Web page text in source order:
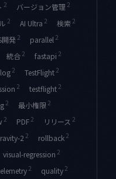
2 バージョン管理 2
2 AI Ultra 2 検索 2
開発 2 parallel 2
統合 2 fastapi 2
2 TestFlight 2
2 testflight 2
2 最小権限 2
2 PDF 2 リリース 2
2 2 rollback 2
visual-regression 2
2 quality 2